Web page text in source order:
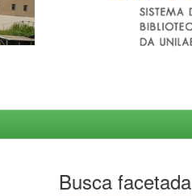
Busca facetada